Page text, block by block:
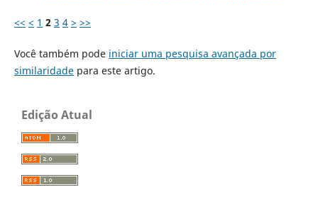
<< < 1 2 3 4 > >>
Você também pode iniciar uma pesquisa avançada por
similaridadepara este artigo.
Edição Atual